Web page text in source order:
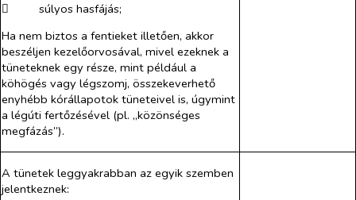
​
súlyos hasfájás;
Ha nem biztos a fentieket illetően, akkor
beszéljen kezelőorvosával, mivel ezeknek a
tüneteknek egy része, mint például a
köhögés vagy légszomj, összekeverhető
enyhébb kórállapotok tüneteivel is, úgymint
a légúti fertőzésével (pl. „közönséges
megfázás”).
A tünetek leggyakrabban az egyik szemben
jelentkeznek: